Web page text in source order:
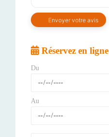
Réservez en ligne
Du
Au